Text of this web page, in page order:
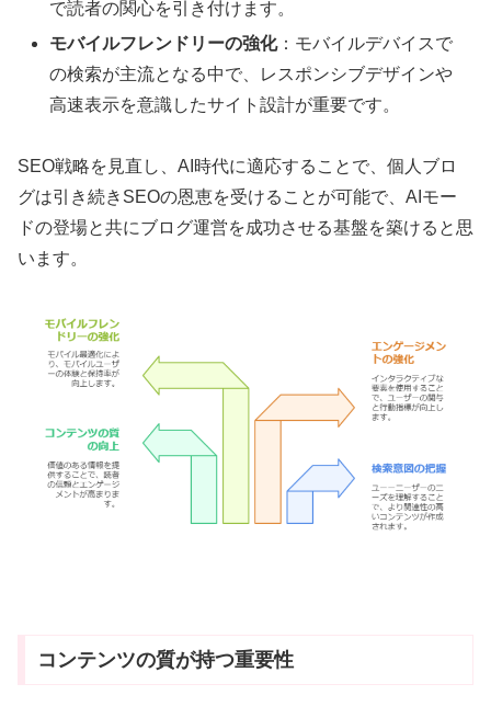
で読者の関心を引き付けます。
モバイルフレンドリーの強化：モバイルデバイスで
の検索が主流となる中で、レスポンシブデザインや
高速表示を意識したサイト設計が重要です。
SEO戦略を見直し、AI時代に適応することで、個人ブロ
グは引き続きSEOの恩恵を受けることが可能で、AIモー
ドの登場と共にブログ運営を成功させる基盤を築けると思
います。
コンテンツの質が持つ重要性